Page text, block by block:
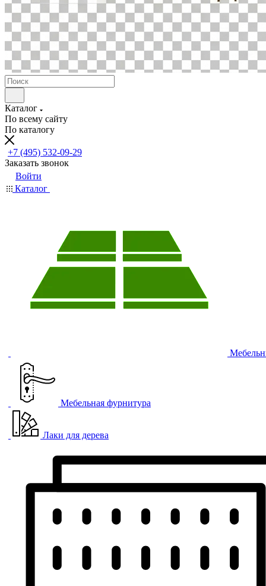
Каталог
По всему сайту
По каталогу
+7 (495) 532-09-29
Заказать звонок
Войти
Каталог
Мебельная фурнитура
Лаки для дерева